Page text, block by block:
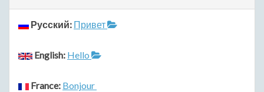
Русский: Привет
English: Hello
France: Bonjour